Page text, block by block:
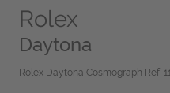
Rolex
Daytona
Rolex Daytona Cosmograph Ref-